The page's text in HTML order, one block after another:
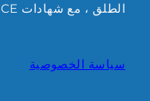
الطلق ، مع شهادات CE و ISO والبراءات الاختراعية.
سياسة الخصوصية